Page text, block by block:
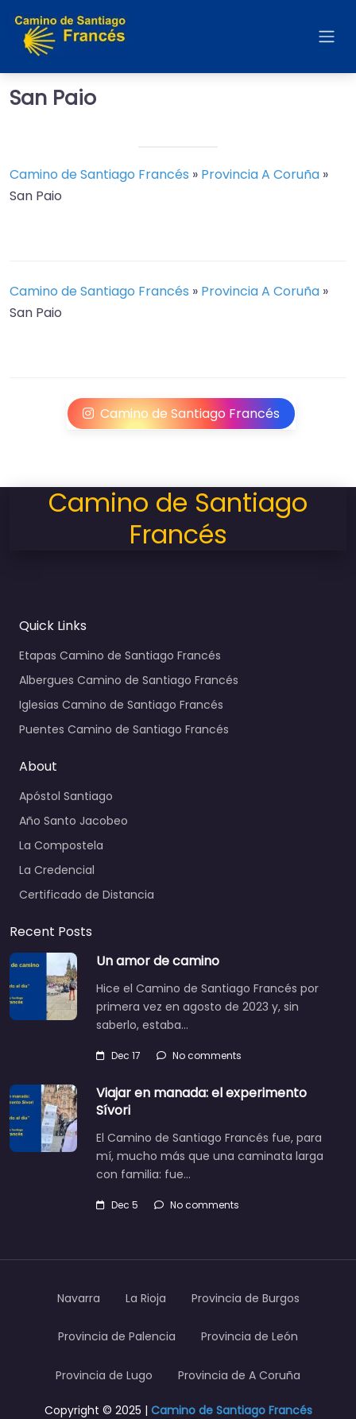
San Paio
Camino de Santiago Francés » Provincia A Coruña »
San Paio
Camino de Santiago Francés » Provincia A Coruña »
San Paio
Camino de Santiago Francés
Camino de Santiago
Francés
Quick Links
Etapas Camino de Santiago Francés
Albergues Camino de Santiago Francés
Iglesias Camino de Santiago Francés
Puentes Camino de Santiago Francés
About
Apóstol Santiago
Año Santo Jacobeo
La Compostela
La Credencial
Certificado de Distancia
Recent Posts
Un amor de camino
Hice el Camino de Santiago Francés por
primera vez en agosto de 2023 y, sin
saberlo, estaba…
Dec 17 No comments
Viajar en manada: el experimento
Sívori
El Camino de Santiago Francés fue, para
mí, mucho más que una caminata larga
con familia: fue…
Dec 5 No comments
Navarra La Rioja Provincia de Burgos
Provincia de Palencia Provincia de León
Provincia de Lugo Provincia de A Coruña
Copyright © 2025 | Camino de Santiago Francés